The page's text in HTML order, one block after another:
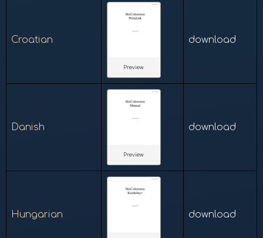
Croatian
Preview
download
Danish
Preview
download
Hungarian download